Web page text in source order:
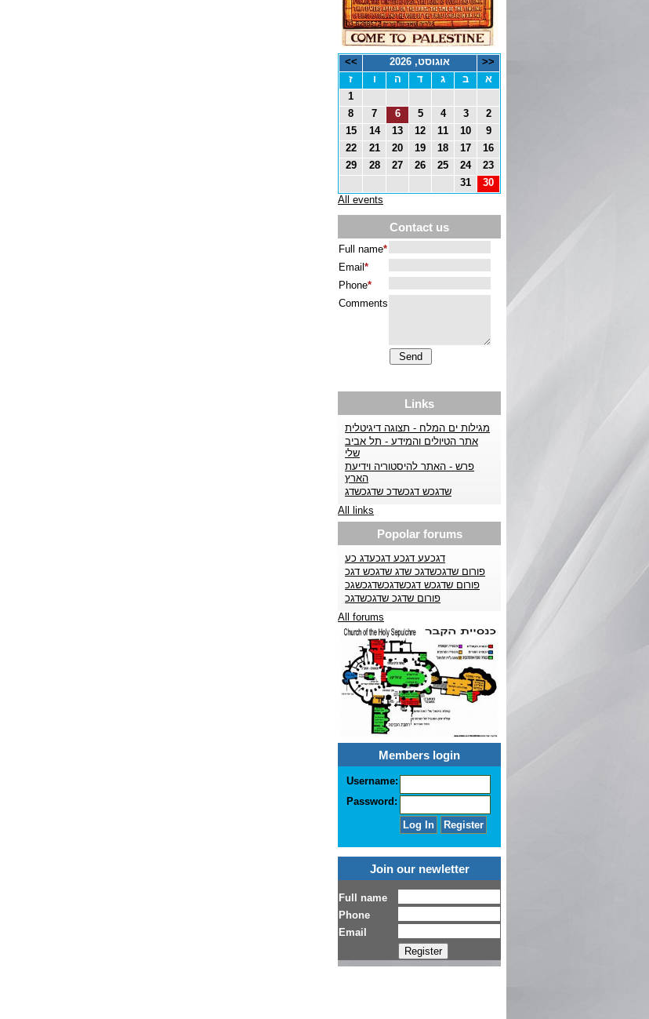
<< אוגוסט, 2026
>>
א
ב ג ד ה ו
ז
1
2
3
4
5
6
7
8
9
10
11
12
13
14
15
16
17
18
19
20
21
22
23
24
25
26
27
28
29
30
31
All events
Contact us
Links
מגילות ים המלח - תצוגה דיגיטלית
אתר הטיולים והמידע - תל אביב
שלי
פרש - האתר להיסטוריה וידיעת
הארץ
שדגכש דגכשדכ שדגכשדג
All links
Popolar forums
דגכעע דגכע דגכעדג כע
פורום שדגכשדגכ שדג שדגכש דגכ
פורום שדגכש דגכשדגכשדגכשגכ
פורום שדגכ שדגכשדגכ
All forums
Members login
Username:
Password:
Join our newletter